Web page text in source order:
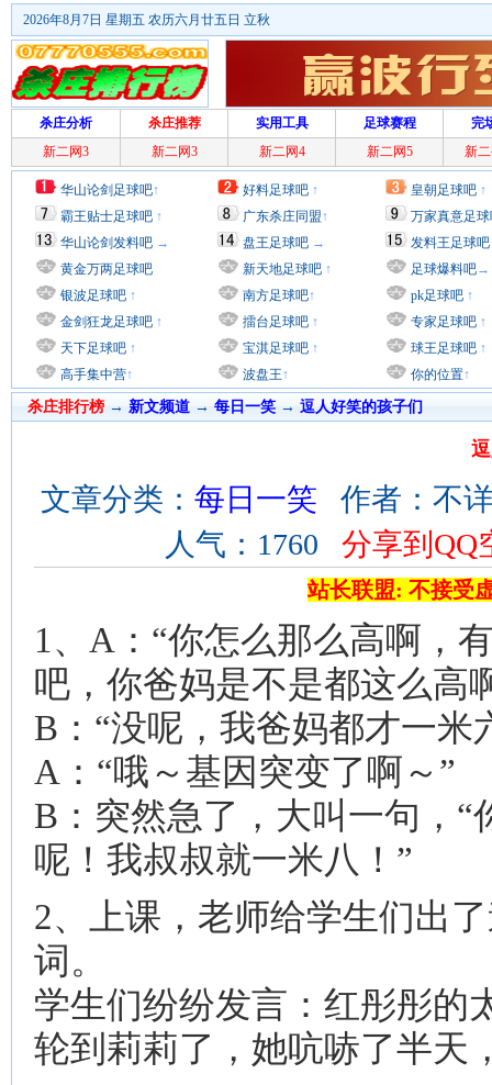
2026年8月7日 星期五 农历六月廿五日 立秋
杀庄分析 杀庄推荐 实用工具 足球赛程
完
新二网3
新二网3 新二网4 新二网5 新
华山论剑足球吧↑
霸王贴士足球吧 ↑
华山论剑发料吧 →
黄金万两足球吧
银波足球吧 ↑
金剑狂龙足球吧 ↑
天下足球吧 ↑
高手集中营↑
好料足球吧 ↑
广东杀庄同盟↑
盘王足球吧 →
新天地足球吧 ↑
南方足球吧↑
擂台足球吧 ↑
宝淇足球吧 ↑
波盘王↑
皇朝足球吧 ↑
万家真意足
发料王足球吧
足球爆料吧→
pk足球吧 ↑
专家足球吧 ↑
球王足球吧 ↑
你的位置↑
杀庄排行榜 → 新文频道→ 每日一笑 → 逗人好笑的孩子们
文章分类： 每日一笑 作者：不
人气：1760 分享到QQ
站长联盟: 不接受
1、A：“你怎么那么高啊，
吧，你爸妈是不是都这么高
B：“没呢，我爸妈都才一米
A：“哦～基因突变了啊～”
B：突然急了，大叫一句，“
呢！我叔叔就一米八！”
2、上课，老师给学生们出
词。
学生们纷纷发言：红彤彤
轮到莉莉了，她吭哧了半天